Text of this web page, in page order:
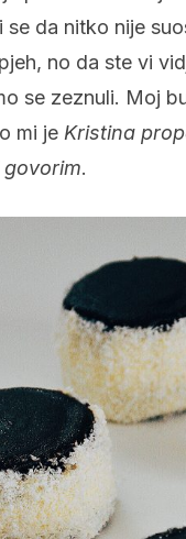
da nitko nije
no da ste vi
se zeznuli. Moj
mi je Kristina
.